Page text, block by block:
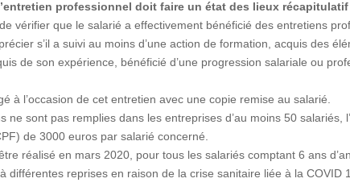
professionnel doit faire un état des lieux
vérifier que le salarié a effectivement bénéficié des entretiens
s’il a suivi au moins d’une action de formation, acquis des
de son expérience, bénéficié d’une progression salariale ou
à l’occasion de cet entretien avec une copie remise au salarié.
ne sont pas remplies dans les entreprises d’au moins 50 salariés,
de 3000 euros par salarié concerné.
réalisé en mars 2020, pour tous les salariés comptant 6 ans
différentes reprises en raison de la crise sanitaire liée à la COVID